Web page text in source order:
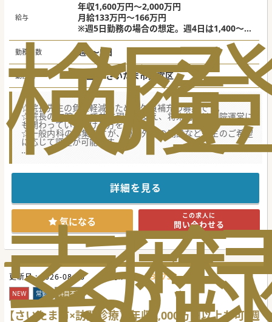
検
索
な
る
履
歴
給与
年収1,600万円～2,000万円
月給133万円～166万円
※週5日勤務の場合の想定。週4日は1,400～1,
800万円。
勤務日数 週4～5日
勤務地 埼玉県 さいたま市大宮区
☆院長先生の負担軽減のための欠員補充の募集です。
☆院長の右腕として共に現場を支え、将来的には病院運営に
も関わっていただける方を歓迎。
☆一般内科の募集ですが、専門外来の開設など先生のご希望
に応じて調整が可能です。
★☆コンサルタントからのメッセージ★☆
などの高度急性期病院の後方支援病院として、
半世紀に渡り地域医療を支え続けています。
働き方改革が認定する、「働きやすい職場＝多様な働き方実
践」をしている企業として
『プラチナ認定』を取得しており、アクティビティを落とし
て勤務をされたい先生におすすめです。
#秋入職可
詳細を見る
気になる この求人に
問い合わせる
更新日 :2026-08-06 医師求人ID :734732
NEW 常勤 科目不問
【さいたま市×訪問診療】年収2,000万円以上も可/週